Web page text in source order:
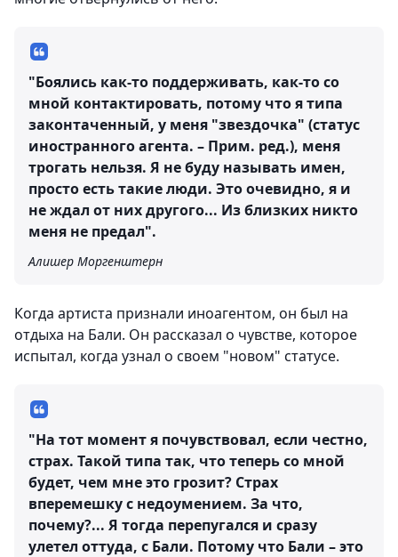
"Боялись как-то поддерживать, как-то со
мной контактировать, потому что я типа
законтаченный, у меня "звездочка" (статус
иностранного агента. – Прим. ред.), меня
трогать нельзя. Я не буду называть имен,
просто есть такие люди. Это очевидно, я и
не ждал от них другого... Из близких никто
меня не предал".
Алишер Моргенштерн
Когда артиста признали иноагентом, он был на
отдыха на Бали. Он рассказал о чувстве, которое
испытал, когда узнал о своем "новом" статусе.
"На тот момент я почувствовал, если честно,
страх. Такой типа так, что теперь со мной
будет, чем мне это грозит? Страх
вперемешку с недоумением. За что,
почему?... Я тогда перепугался и сразу
улетел оттуда, с Бали. Потому что Бали – это